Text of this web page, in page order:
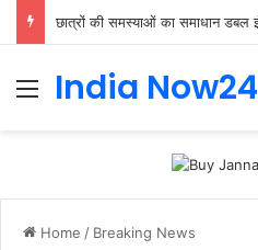
India Now24
Home / Breaking News